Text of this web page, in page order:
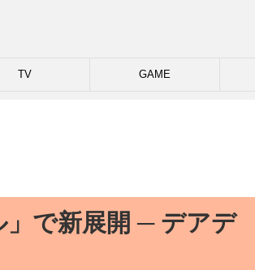
TV GAME
で新展開 ─ デアデ